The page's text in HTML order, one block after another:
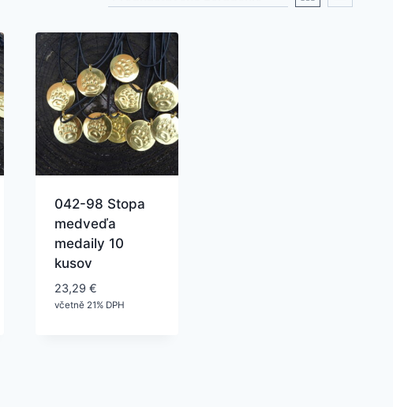
042-98 Stopa
medveďa
medaily 10
kusov
23,29€
včetně 21% DPH